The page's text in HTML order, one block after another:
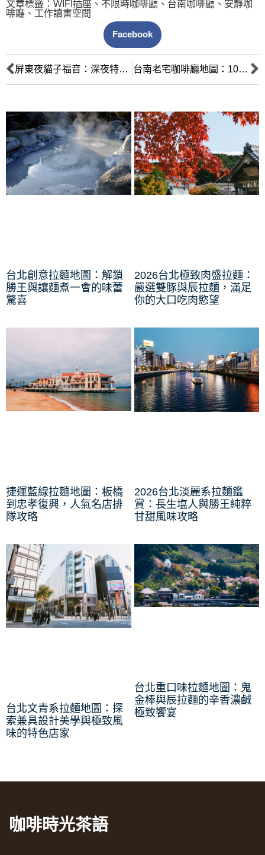
文章標籤： WIFI插座 、 不限時咖啡廳 、 台南咖啡廳 、 安靜咖
啡廳 、 工作讀書空間
Facebook
屏東夜貓子福音：深夜特色咖啡廳與甜點推薦，點亮你的夜晚時光 台南老宅咖啡廳地圖：10間文青必訪，穿越時空的復古懷舊之旅
台北創意拉麵地圖：解鎖
勝王與讓麵煮一會的味蕾
驚喜
2026台北極致肉盛拉麵：
嚴選雙豚與辰拉麵，滿足
你的大口吃肉慾望
捷運藍線拉麵地圖：板橋
到忠孝復興，人氣名店排
隊攻略
2026台北淡麗系拉麵鑑
賞：長生塩人與勝王純粹
甘甜風味攻略
台北文青系拉麵地圖：探
索兼具設計美學與極致風
味的特色店家
台北重口味拉麵地圖：鬼
金棒與辰拉麵的辛香濃鹹
極致饗宴
咖啡時光茶語